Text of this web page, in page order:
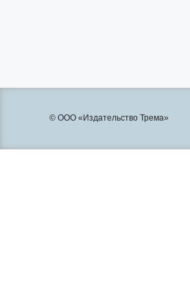
© ООО «Издательство Трема»